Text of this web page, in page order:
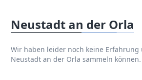
Neustadt an der Orla
Wir haben leider noch keine Erfahrung
Neustadt an der Orla sammeln können.